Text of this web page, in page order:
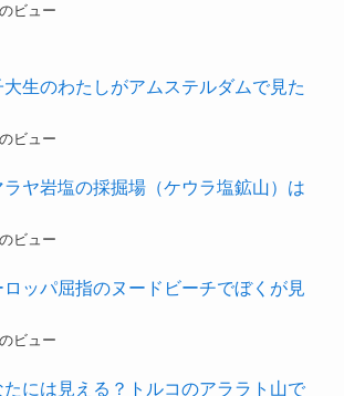
ビュー
大生のわたしがアムステルダムで見た
ビュー
ラヤ岩塩の採掘場（ケウラ塩鉱山）は
ビュー
ロッパ屈指のヌードビーチでぼくが見
ビュー
たには見える？トルコのアララト山で